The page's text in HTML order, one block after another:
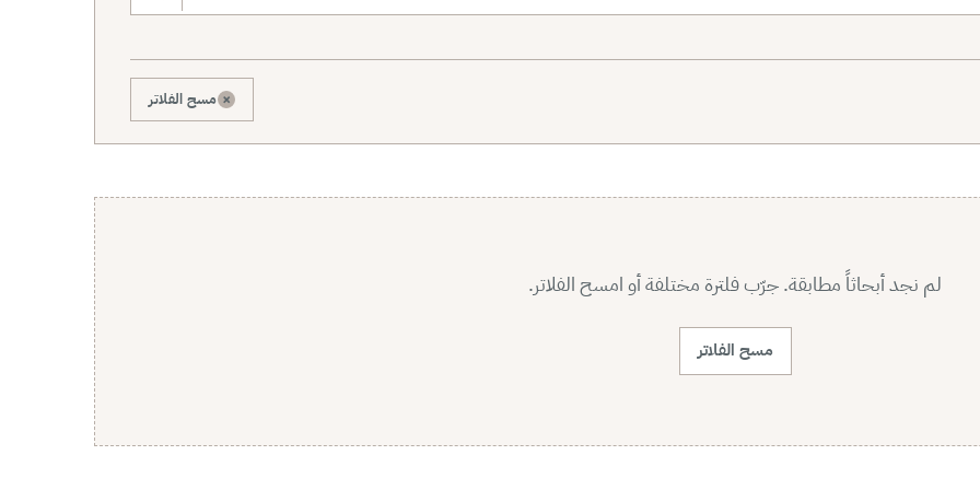
× مسح الفلاتر
لم نجد أبحاثاً مطابقة. جرّب فلترة مختلفة أو امسح الفلاتر.
مسح الفلاتر